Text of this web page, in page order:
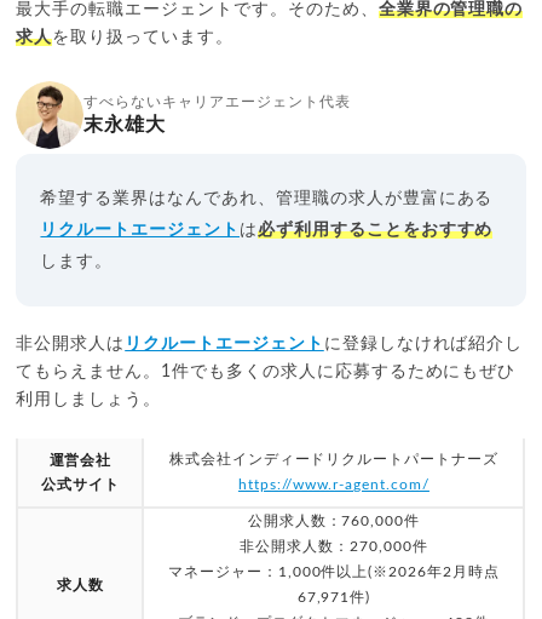
最大手の転職エージェントです。そのため、 全業界の管理職の
求人を取り扱っています。
すべらないキャリアエージェント代表
末永雄大
希望する業界はなんであれ、管理職の求人が豊富にある
リクルートエージェント は必ず利用することをおすすめ
します。
非公開求人は リクルートエージェント に登録しなければ紹介し
てもらえません。1件でも多くの求人に応募するためにもぜひ
利用しましょう。
運営会社
公式サイト
株式会社インディードリクルートパートナーズ
https://www.r-agent.com/
求人数
公開求人数：760,000件
非公開求人数：270,000件
マネージャー：1,000件以上(※2026年2月時点
67,971件)